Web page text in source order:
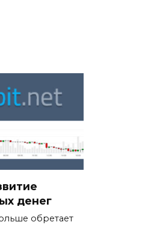
денег
обретает